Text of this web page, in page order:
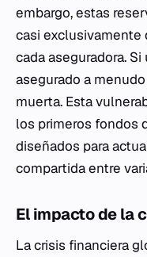
embargo, estas
casi exclusivamente
cada aseguradora.
asegurado a
muerta. Esta
los primeros fondos
diseñados para
compartida entre
El impacto de la
La crisis financiera